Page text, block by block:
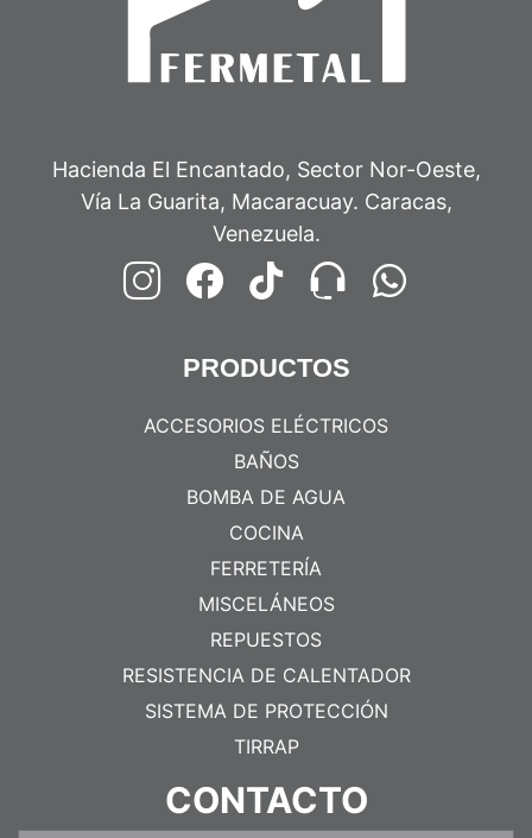
Hacienda El Encantado, Sector Nor-Oeste,
Vía La Guarita, Macaracuay. Caracas,
Venezuela.
PRODUCTOS
ACCESORIOS ELÉCTRICOS
BAÑOS
BOMBA DE AGUA
COCINA
FERRETERÍA
MISCELÁNEOS
REPUESTOS
RESISTENCIA DE CALENTADOR
SISTEMA DE PROTECCIÓN
TIRRAP
CONTACTO